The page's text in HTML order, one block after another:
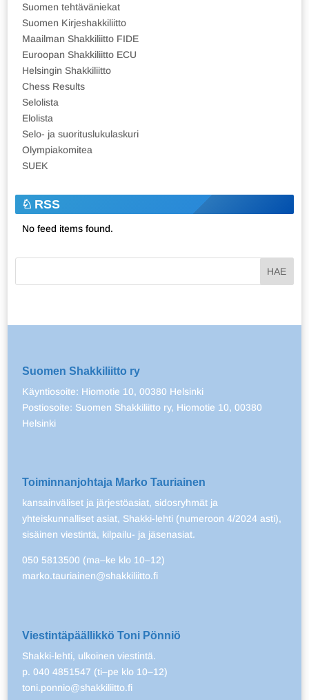
Suomen tehtäväniekat
Suomen Kirjeshakkiliitto
Maailman Shakkiliitto FIDE
Euroopan Shakkiliitto ECU
Helsingin Shakkiliitto
Chess Results
Selolista
Elolista
Selo- ja suorituslukulaskuri
Olympiakomitea
SUEK
RSS
No feed items found.
Suomen Shakkiliitto ry
Käyntiosoite: Hiomotie 10, 00380 Helsinki
Postiosoite: Suomen Shakkiliitto ry, Hiomotie 10, 00380
Helsinki
Toiminnanjohtaja Marko Tauriainen
kansainväliset ja järjestöasiat, sidosryhmät ja
yhteiskunnalliset asiat, Shakki-lehti (numeroon 4/2024 asti),
sisäinen viestintä, kilpailu- ja jäsenasiat.
050 5813500 (ma–ke klo 10–12)
marko.tauriainen@shakkiliitto.fi
Viestintäpäällikkö Toni Pönniö
Shakki-lehti, ulkoinen viestintä.
p. 040 4851547 (ti–pe klo 10–12)
toni.ponnio@shakkiliitto.fi